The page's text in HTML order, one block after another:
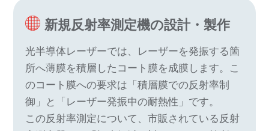
新規反射率測定機の設計・製作
光半導体レーザーでは、レーザーを発振する箇
所へ薄膜を積層したコート膜を成膜します。こ
のコート膜への要求は「積層膜での反射率制
御」と「レーザー発振中の耐熱性」です。
この反射率測定について、市販されている反射